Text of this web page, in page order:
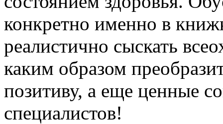
конкретно именно в
реалистично сыскать
каким образом
позитиву, а еще ценные
специалистов!